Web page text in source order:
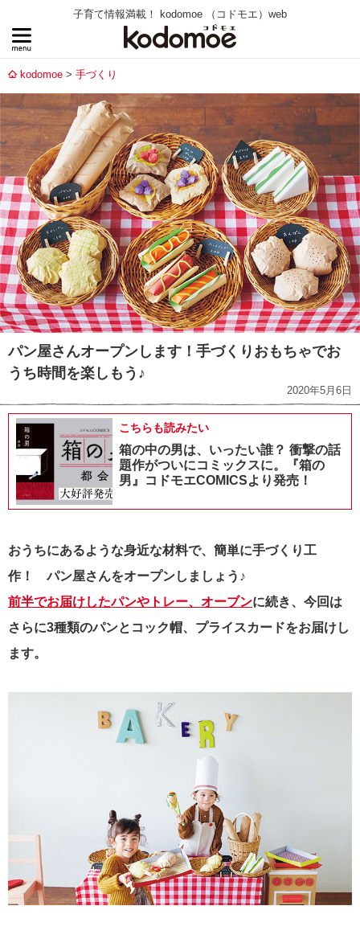
子育て情報満載！ kodomoe （コドモエ）web
kodomoe 手づくり
パン屋さんオープンします！手づくりおもちゃでお
うち時間を楽しもう♪
2020年5月6日
こちらも読みたい
箱の中の男は、いったい誰？ 衝撃の話
題作がついにコミックスに。『箱の
男』コドモエCOMICSより発売！
おうちにあるような身近な材料で、簡単に手づくり工
作！パン屋さんをオープンしましょう♪
前半でお届けしたパンやトレー、オーブンに続き、今回は
さらに3種類のパンとコック帽、プライスカードをお届けし
ます。